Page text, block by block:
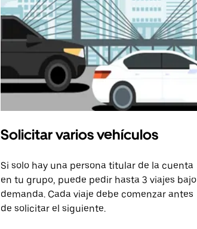
Solicitar varios vehículos
Si solo hay una persona titular de la cuenta
en tu grupo, puede pedir hasta 3 viajes bajo
demanda. Cada viaje debe comenzar antes
de solicitar el siguiente.